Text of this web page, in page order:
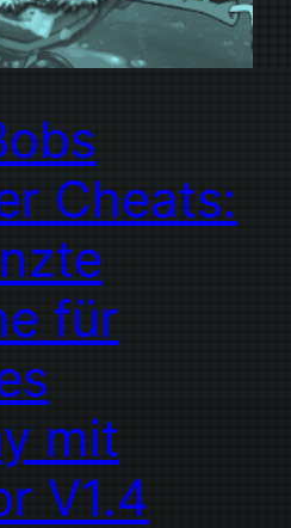
Cheats:
für
mit
V1.4